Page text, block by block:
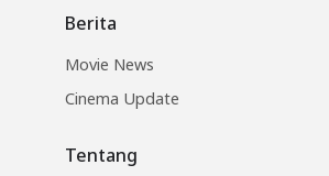
Berita
Movie News
Cinema Update
Tentang